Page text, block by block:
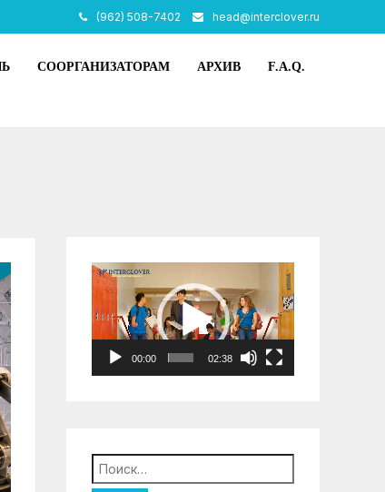
(962) 508-7402 head@interclover.ru
СООРГАНИЗАТОРАМ АРХИВ F.A.Q.
Видеоплеер
00:00 02:38
Найти: